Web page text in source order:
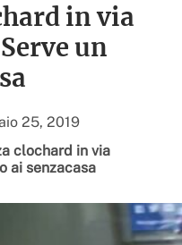
in via
un
25, 2019
clochard in via
ai senzacasa